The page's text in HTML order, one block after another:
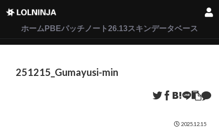
ホーム PBEパッチノート26.13スキンデータベース
251215_Gumayusi-min
2025.12.15